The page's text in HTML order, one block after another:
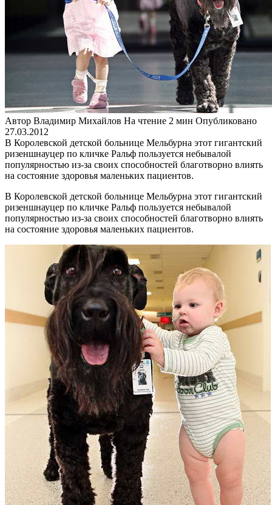
Автор Владимир Михайлов На чтение 2 мин Опубликовано
27.03.2012
В Королевской детской больнице Мельбурна этот гигантский
ризеншнауцер по кличке Ральф пользуется небывалой
популярностью из-за своих способностей благотворно влиять
на состояние здоровья маленьких пациентов.
В Королевской детской больнице Мельбурна этот гигантский
ризеншнауцер по кличке Ральф пользуется небывалой
популярностью из-за своих способностей благотворно влиять
на состояние здоровья маленьких пациентов.